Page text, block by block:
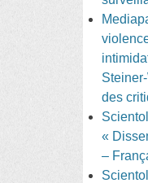
des
«
–